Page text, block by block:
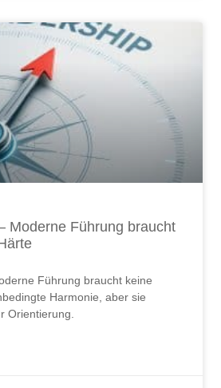
Moderne Führung braucht
Führung braucht keine
Harmonie, aber sie
Orientierung.